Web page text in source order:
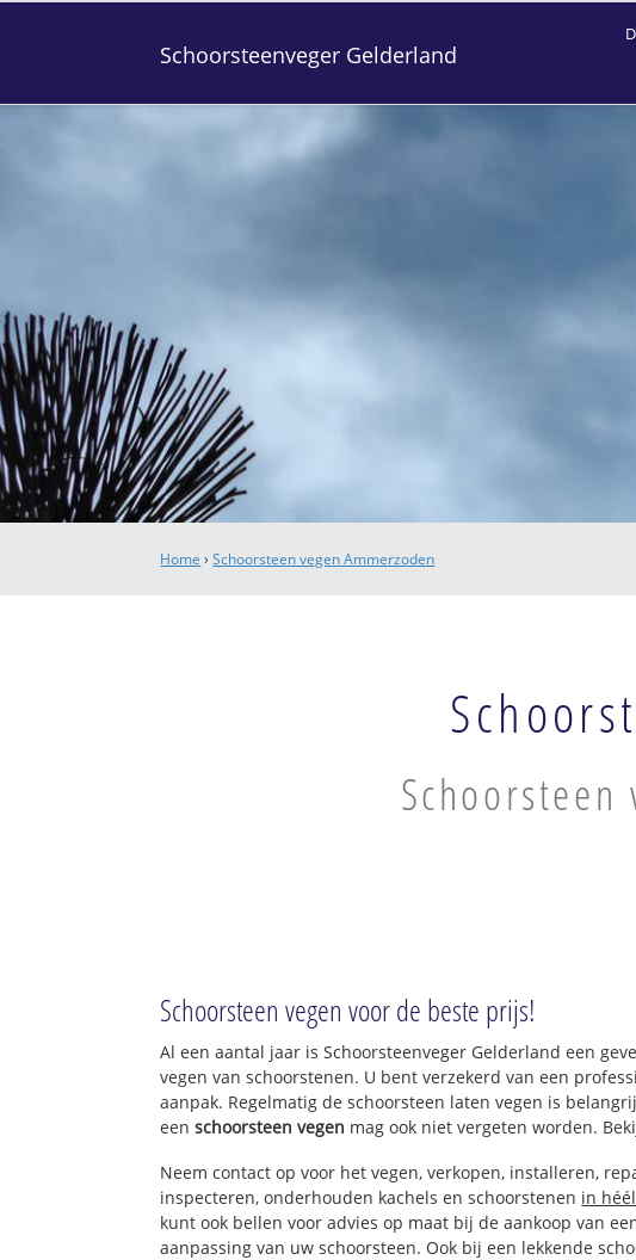
Schoorsteenveger Gelderland
Home ›Schoorsteen vegen Ammerzoden
Schoorsteen vegen voor de beste prijs!
Al een aantal jaar is Schoorsteenveger Gelderland een
vegen van schoorstenen. U bent verzekerd van een
aanpak. Regelmatig de schoorsteen laten vegen is
eenschoorsteen vegen mag ook niet vergeten worden.
Neem contact op voor het vegen, verkopen, installeren,
inspecteren, onderhouden kachels en schoorstenen in
kunt ook bellen voor advies op maat bij de aankoop van
aanpassing van uw schoorsteen. Ook bij een lekkende